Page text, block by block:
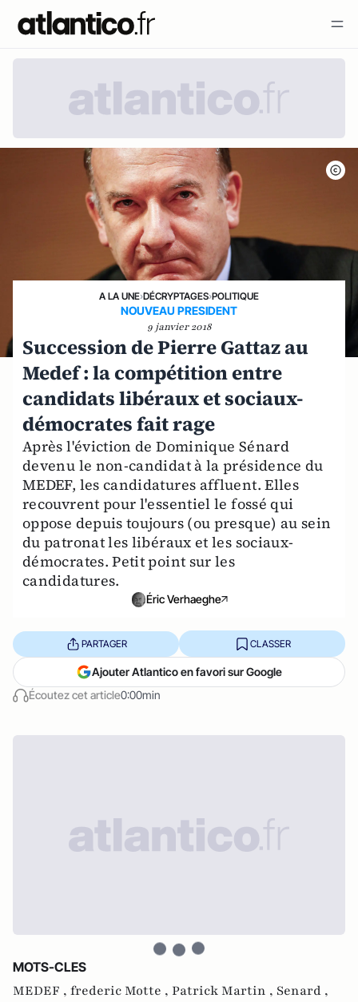
A LA UNE›DÉCRYPTAGES›POLITIQUE
NOUVEAU PRESIDENT
9 janvier 2018
Succession de Pierre Gattaz au
Medef : la compétition entre
candidats libéraux et sociaux-
démocrates fait rage
Après l'éviction de Dominique Sénard
devenu le non-candidat à la présidence du
MEDEF, les candidatures affluent. Elles
recouvrent pour l'essentiel le fossé qui
oppose depuis toujours (ou presque) au sein
du patronat les libéraux et les sociaux-
démocrates. Petit point sur les
candidatures.
Éric Verhaeghe
Écoutez cet article0:00min
PARTAGER CLASSER
Ajouter Atlantico en favori sur Google
MOTS-CLES
MEDEF , frederic Motte , Patrick Martin , Senard ,